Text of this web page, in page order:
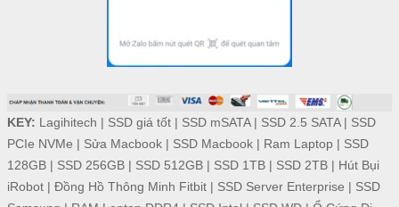
KEY: Lagihitech | SSD giá tốt| SSD mSATA| SSD 2.5 SATA| SSD
PCIe NVMe | Sửa Macbook| SSD Macbook| Ram Laptop| SSD
128GB| SSD 256GB| SSD 512GB| SSD 1TB| SSD 2TB| Hút Bụi
iRobot| Đồng Hồ Thông Minh Fitbit| SSD Server Enterprise | SSD